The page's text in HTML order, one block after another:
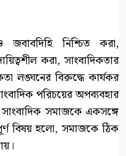
জবাবদিহি নিশ্চিত করা,
করা, সাংবাদিকতার
লঙ্ঘনের বিরুদ্ধে কার্যকর
পরিচয়ের অপব্যবহার
সাংবাদিক সমাজকে একসঙ্গে
বিষয় হলো, সমাজকে ঠিক